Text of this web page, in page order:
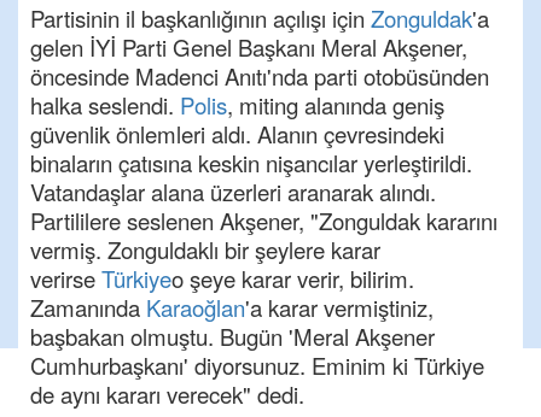
Partisinin il başkanlığının açılışı için Zonguldak'a
gelen İYİ Parti Genel Başkanı Meral Akşener,
öncesinde Madenci Anıtı'nda parti otobüsünden
halka seslendi. Polis, miting alanında geniş
güvenlik önlemleri aldı. Alanın çevresindeki
binaların çatısına keskin nişancılar yerleştirildi.
Vatandaşlar alana üzerleri aranarak alındı.
Partililere seslenen Akşener, "Zonguldak kararını
vermiş. Zonguldaklı bir şeylere karar
verirseTürkiyeo şeye karar verir, bilirim.
Zamanında Karaoğlan'a karar vermiştiniz,
başbakan olmuştu. Bugün 'Meral Akşener
Cumhurbaşkanı' diyorsunuz. Eminim ki Türkiye
de aynı kararı verecek" dedi.